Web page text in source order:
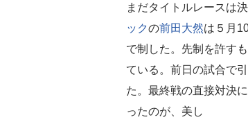
まだタイトルレースは
ックの前田大然は５月
で制した。先制を許す
ている。前日の試合で
た。最終戦の直接対決に
ったのが、美し